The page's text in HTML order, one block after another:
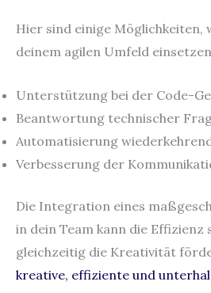
Hier sind einige Möglichkeiten,
deinem agilen Umfeld
Unterstützung bei der Code-
Beantwortung technischer
Automatisierung
Verbesserung der
Die Integration eines
in dein Team kann die Effizienz
gleichzeitig die Kreativität
kreative, effiziente und